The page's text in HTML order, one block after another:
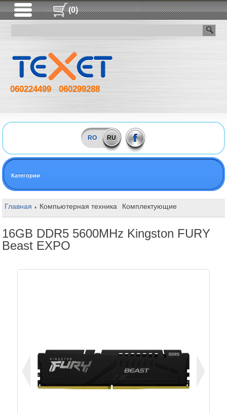
(0)
060224499 060299288
RO RU
Категории
Главная Компьютерная техника Комплектующие
16GB DDR5 5600MHz Kingston FURY
Beast EXPO